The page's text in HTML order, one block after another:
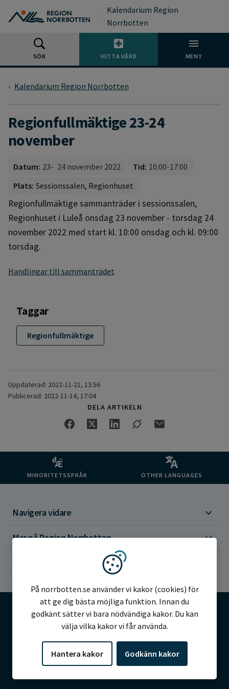
Kalendarium Region
Norrbotten
SÖK HITTA VÅRD MENY
Kalendarium Region Norrbotten
Regionfullmäktige 23-24
november
Datum: 23 24 november 2022 Tid: 10:00-17:00
Plats: Sessionssalen, Regionhuset
Regionfullmäktige sammanträder i sessionssalen,
Regionhuset i Luleå onsdag 23 november - torsdag 24
november 2022 med start kl. 10:00 onsdag och kl. 09:00
torsdag.
Handlingar till sammanträdet
Taggar
Regionfullmäktige
Uppdaterad: 2022-11-21, 13:56
Publicerad: 2022-11-14, 17:04
DELA ARTIKELN
MINORITETSSPRÅK OTHER LANGUAGES
Navigera vidare
Mer på Region Norrbotten
©2026 Region Norrbotten
Vi använder kakor
På norrbotten.se använder vi kakor (cookies) för
att ge dig bästa möjliga funktion. Innan du
godkänt sätter vi bara nödvändiga kakor. Du kan
välja vilka kakor vi får använda.
Hantera kakor Godkänn kakor